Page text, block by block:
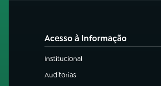
Acesso à Informação
Institucional
(abre em nova aba)
Auditorias
(abre em nova aba)